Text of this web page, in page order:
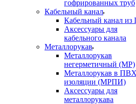
гофрированных труб
Кабельный канал
Кабельный канал
Аксессуары для
кабельного канала
Металлорукав
Металлорукав
негерметичный (МР)
Металлорукав в ПВХ
изоляции (МРПИ)
Аксессуары для
металлорукава